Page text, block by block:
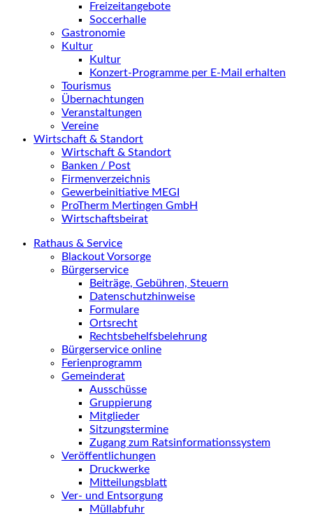
Freizeitangebote
Soccerhalle
Gastronomie
Kultur
Kultur
Konzert-Programme per E-Mail erhalten
Tourismus
Übernachtungen
Veranstaltungen
Vereine
Wirtschaft & Standort
Wirtschaft & Standort
Banken / Post
Firmenverzeichnis
Gewerbeinitiative MEGI
ProTherm Mertingen GmbH
Wirtschaftsbeirat
Rathaus & Service
Blackout Vorsorge
Bürgerservice
Beiträge, Gebühren, Steuern
Datenschutzhinweise
Formulare
Ortsrecht
Rechtsbehelfsbelehrung
Bürgerservice online
Ferienprogramm
Gemeinderat
Ausschüsse
Gruppierung
Mitglieder
Sitzungstermine
Zugang zum Ratsinformationssystem
Veröffentlichungen
Druckwerke
Mitteilungsblatt
Ver- und Entsorgung
Müllabfuhr